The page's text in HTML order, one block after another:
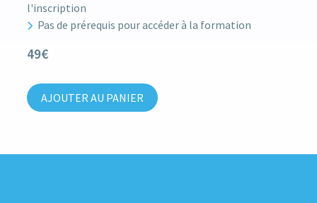
l'inscription
Pas de prérequis pour accéder à la formation
49€
AJOUTER AU PANIER